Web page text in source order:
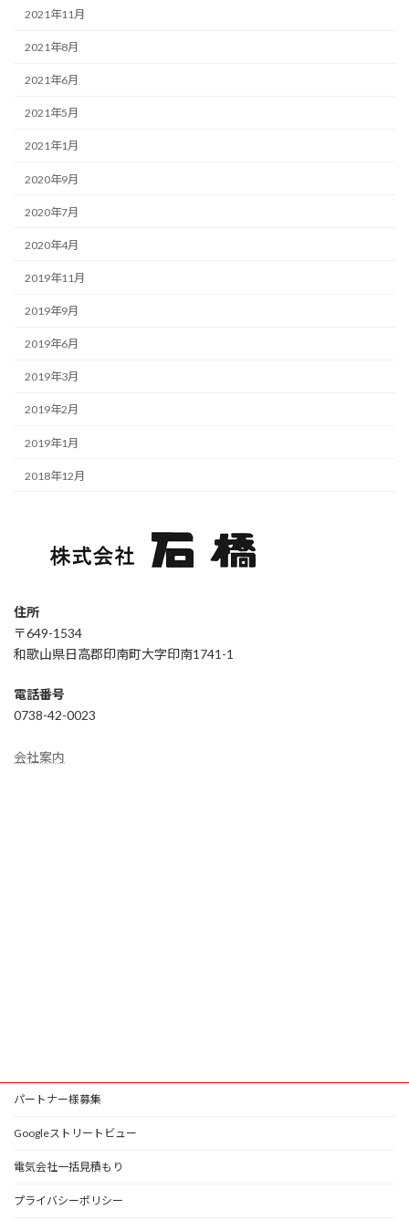
2021年11月
2021年8月
2021年6月
2021年5月
2021年1月
2020年9月
2020年7月
2020年4月
2019年11月
2019年9月
2019年6月
2019年3月
2019年2月
2019年1月
2018年12月
住所
〒649-1534
和歌山県日高郡印南町大字印南1741-1
電話番号
0738-42-0023
会社案内
パートナー様募集
Googleストリートビュー
電気会社一括見積もり
プライバシーポリシー